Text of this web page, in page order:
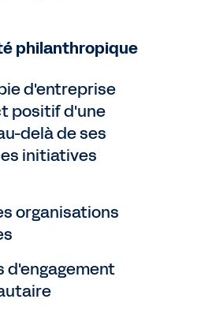
philanthropique
d'entreprise
positif d'une
delà de ses
initiatives
organisations
d'engagement